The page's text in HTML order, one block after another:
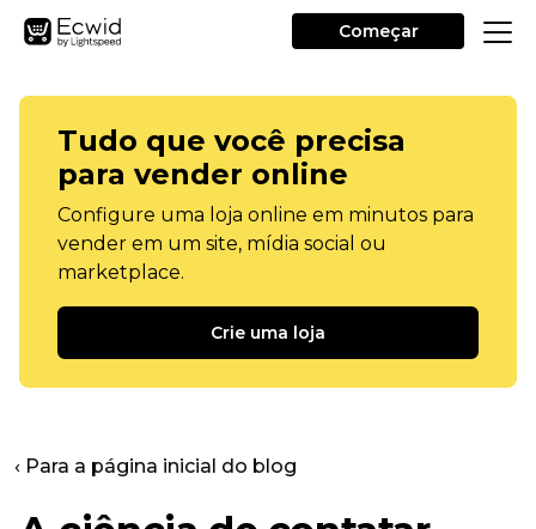
Começar
Tudo que você precisa
para vender online
Configure uma loja online em minutos para
vender em um site, mídia social ou
marketplace.
Crie uma loja
‹ Para a página inicial do blog